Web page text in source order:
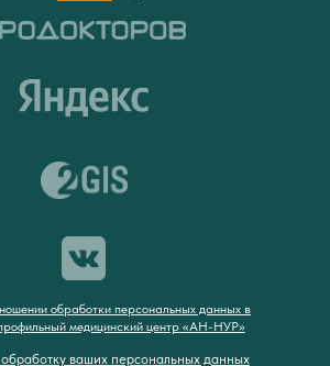
обработки персональных данных в
медицинский центр «АН-НУР»
ваших персональных данных